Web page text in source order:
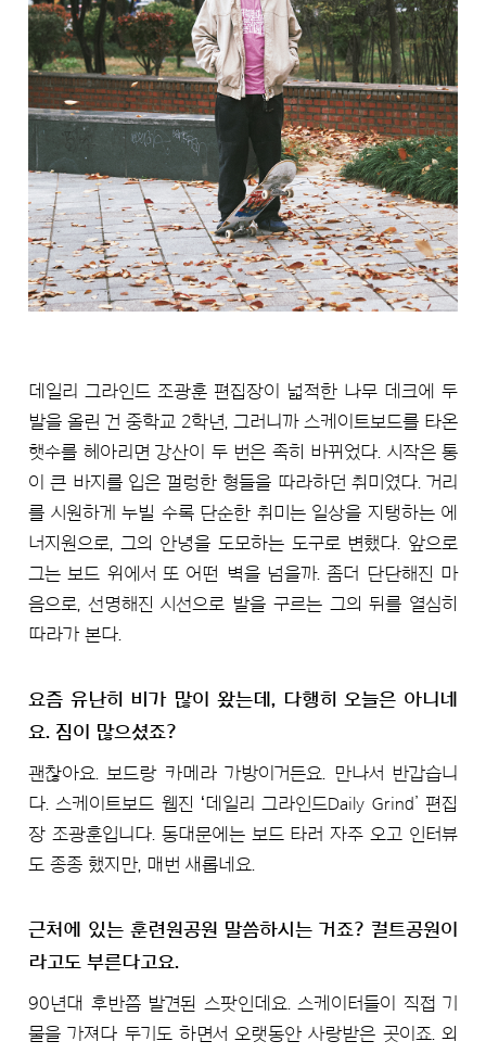
데일리 그라인드 조광훈 편집장이 넓적한 나무 데크에 두
발을 올린 건 중학교 2학년, 그러니까 스케이트보드를 타온
햇수를 헤아리면 강산이 두 번은 족히 바뀌었다. 시작은 통
이 큰 바지를 입은 껄렁한 형들을 따라하던 취미였다. 거리
를 시원하게 누빌 수록 단순한 취미는 일상을 지탱하는 에
너지원으로, 그의 안녕을 도모하는 도구로 변했다. 앞으로
그는 보드 위에서 또 어떤 벽을 넘을까. 좀더 단단해진 마
음으로, 선명해진 시선으로 발을 구르는 그의 뒤를 열심히
따라가 본다.
요즘 유난히 비가 많이 왔는데, 다행히 오늘은 아니네
요. 짐이 많으셨죠?
괜찮아요. 보드랑 카메라 가방이거든요. 만나서 반갑습니
다. 스케이트보드 웹진 ʻ데일리 그라인드Daily Grind’ 편집
장 조광훈입니다. 동대문에는 보드 타러 자주 오고 인터뷰
도 종종 했지만, 매번 새롭네요.
근처에 있는 훈련원공원 말씀하시는 거죠? 컬트공원이
라고도 부른다고요.
90년대 후반쯤 발견된 스팟인데요. 스케이터들이 직접 기
물을 가져다 두기도 하면서 오랫동안 사랑받은 곳이죠. 외